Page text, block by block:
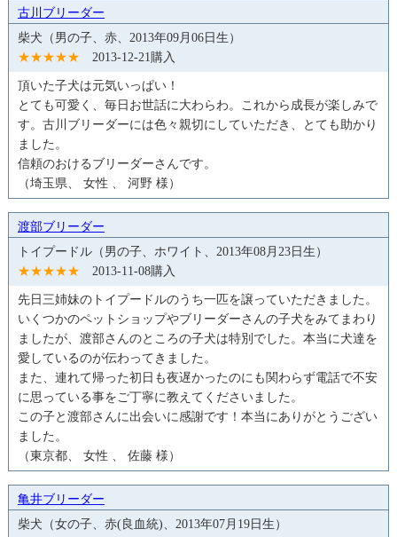
古川ブリーダー
柴犬（男の子、赤、2013年09月06日生）
★★★★★ 2013-12-21購入
頂いた子犬は元気いっぱい！
とても可愛く、毎日お世話に大わらわ。これから成長が楽しみで
す。古川ブリーダーには色々親切にしていただき、とても助かり
ました。
信頼のおけるブリーダーさんです。
（埼玉県、 女性 、 河野 様）
渡部ブリーダー
トイプードル（男の子、ホワイト、2013年08月23日生）
★★★★★ 2013-11-08購入
先日三姉妹のトイプードルのうち一匹を譲っていただきました。
いくつかのペットショップやブリーダーさんの子犬をみてまわり
ましたが、渡部さんのところの子犬は特別でした。本当に犬達を
愛しているのが伝わってきました。
また、連れて帰った初日も夜遅かったのにも関わらず電話で不安
に思っている事をご丁寧に教えてくださいました。
この子と渡部さんに出会いに感謝です！本当にありがとうござい
ました。
（東京都、 女性 、 佐藤 様）
亀井ブリーダー
柴犬（女の子、赤(良血統)、2013年07月19日生）